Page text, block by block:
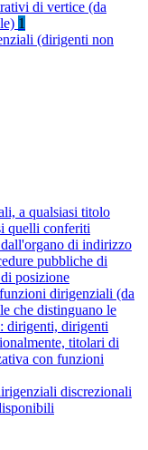
di vertice (da
1
(dirigenti non
a qualsiasi titolo
quelli conferiti
di indirizzo
pubbliche di
posizione
dirigenziali (da
che distinguano le
dirigenti, dirigenti
titolari di
con funzioni
discrezionali